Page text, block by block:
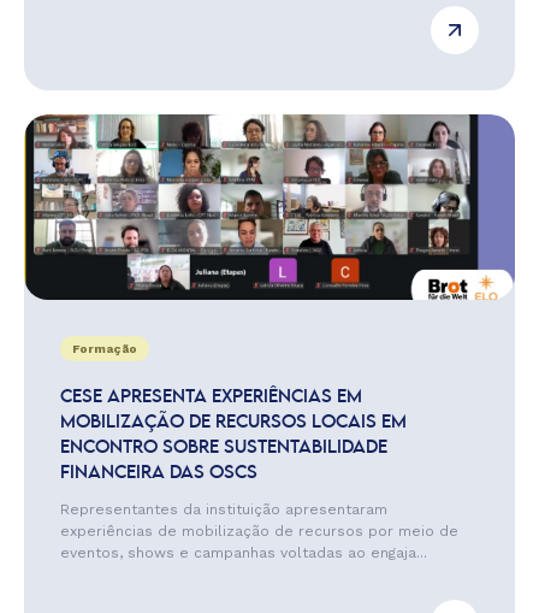
Formação
CESE APRESENTA EXPERIÊNCIAS EM
MOBILIZAÇÃO DE RECURSOS LOCAIS EM
ENCONTRO SOBRE SUSTENTABILIDADE
FINANCEIRA DAS OSCS
Representantes da instituição apresentaram
experiências de mobilização de recursos por meio de
eventos, shows e campanhas voltadas ao engaja...